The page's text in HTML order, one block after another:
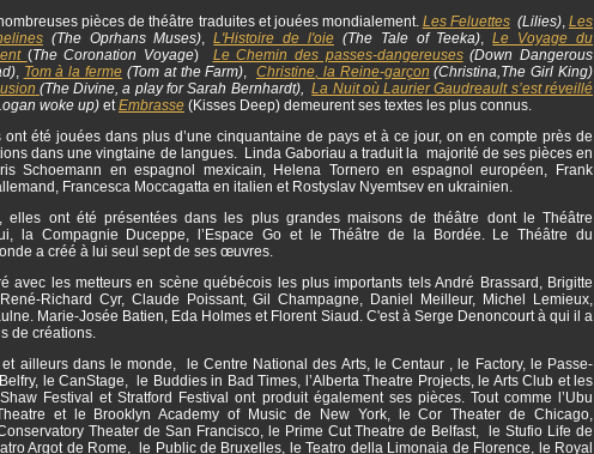
pièces de théâtre traduites et jouées mondialement. Les Feluettes(Lilies), Les
(The Oprhans Muses) ,L'Histoire de l'oie (The Tale of Teeka) ,Le Voyage du
(The Coronation Voyage) Le Chemin des passes-dangereuses(Down Dangerous
, Tom à la ferme (Tom at the Farm) Christine, la Reine-garçon (Christina,The Girl King)
(The Divine, a play for Sarah Bernhardt),
La Nuit où Laurier Gaudreault s’est réveillé
woke up) et Embrasse (Kisses Deep) demeurent ses textes les plus connus.
été jouées dans plus d’une cinquantaine de pays et à ce jour, on en compte près de
dans une vingtaine de langues. Linda Gaboriau a traduit la majorité de ses pièces en
Schoemann en espagnol mexicain, Helena Tornero en espagnol européen, Frank
Francesca Moccagatta en italien et Rostyslav Nyemtsev en ukrainien.
elles ont été présentées dans les plus grandes maisons de théâtre dont le Théâtre
la Compagnie Duceppe, l’Espace Go et le Théâtre de la Bordée. Le Théâtre du
a créé à lui seul sept de ses œuvres.
avec les metteurs en scène québécois les plus importants tels André Brassard, Brigitte
Richard Cyr, Claude Poissant, Gil Champagne, Daniel Meilleur, Michel Lemieux,
Marie-Josée Batien, Eda Holmes et Florent Siaud. C'est à Serge Denoncourt à qui il a
de créations.
ailleurs dans le monde, le Centre National des Arts, le Centaur , le Factory, le Passe-
le CanStage, le Buddies in Bad Times, l’Alberta Theatre Projects, le Arts Club et les
Festival et Stratford Festival ont produit également ses pièces. Tout comme l’Ubu
et le Brooklyn Academy of Music de New York, le Cor Theater de Chicago,
Theater de San Francisco, le Prime Cut Theatre de Belfast, le Stufio Life de
Argot de Rome, le Public de Bruxelles, le Teatro della Limonaia de Florence, le Royal